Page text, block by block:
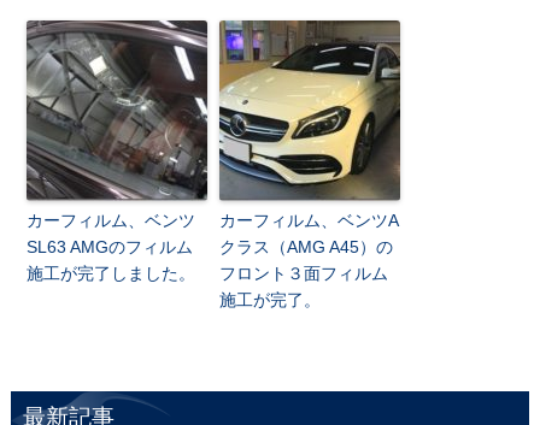
カーフィルム、ベンツ
SL63 AMGのフィルム
施工が完了しました。
カーフィルム、ベンツA
クラス（AMG A45）の
フロント３面フィルム
施工が完了。
最新記事